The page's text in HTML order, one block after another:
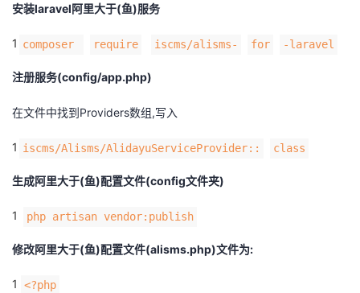
者
我
子
直
播
的
活
我
的
我
安装laravel阿里大于(鱼)服务
1 composer require iscms/alisms- for -laravel
注册服务(config/app.php)
在文件中找到Providers数组,写入
1 iscms/Alisms/AlidayuServiceProvider:: class
生成阿里大于(鱼)配置文件(config文件夹)
1 php artisan vendor:publish
修改阿里大于(鱼)配置文件(alisms.php)文件为:
1
<?php